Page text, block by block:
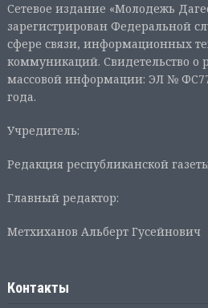
Сетевое издание «Молодежь
зарегистрирован Федеральной
сфере связи, информационных
коммуникаций. Свидетельство о
массовой информации: ЭЛ №
года.
Учредитель:
Редакция республиканской
Главный редактор:
Метхиханов Альберт Гусейнович
Контакты